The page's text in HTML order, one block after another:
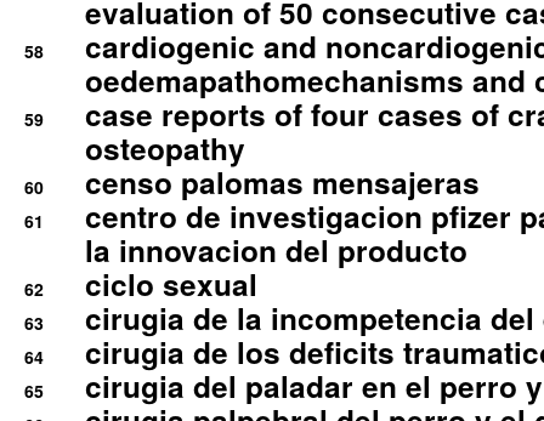
evaluation of 50 consecutive
58
cardiogenic and
oedemapathomechanisms and
59
case reports of four cases of
osteopathy
60 censo palomas mensajeras
61
centro de investigacion pfizer
la innovacion del producto
62 ciclo sexual
63 cirugia de la incompetencia
64 cirugia de los deficits
65 cirugia del paladar en el perro